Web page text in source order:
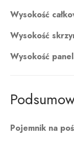
Wysokość
Wysokość
Wysokość
Pojemnik na